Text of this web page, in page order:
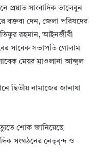
প্রয়াত সাংবাদিক তালেবুন
বক্তব্য দেন, জেলা পরিষদের
রহমান, আইনজীবী
সাবেক সভাপতি গোলাম
মেয়র মাওলানা আব্দুল
দ্বিতীয় নামাজের জানাযা
শোক জানিয়েছে
সংগঠনের নেতৃবৃন্দ ও